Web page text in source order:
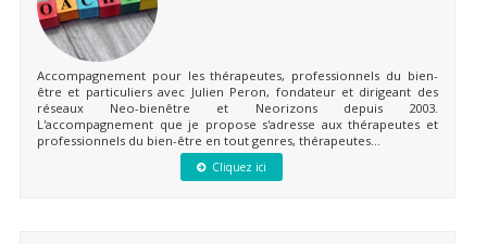
Accompagnement pour les thérapeutes, professionnels du bien-
être et particuliers avec Julien Peron, fondateur et dirigeant des
réseaux Neo-bienêtre et Neorizons depuis 2003.
L'accompagnement que je propose s'adresse aux thérapeutes et
professionnels du bien-être en tout genres, thérapeutes...
Cliquez ici